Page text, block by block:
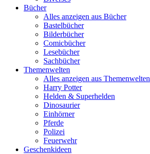
Bücher
Alles anzeigen aus Bücher
Bastelbücher
Bilderbücher
Comicbücher
Lesebücher
Sachbücher
Themenwelten
Alles anzeigen aus Themenwelten
Harry Potter
Helden & Superhelden
Dinosaurier
Einhörner
Pferde
Polizei
Feuerwehr
Geschenkideen